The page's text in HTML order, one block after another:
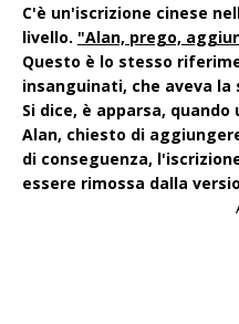
C'è un'iscrizione cinese
livello. "Alan, prego,
Questo è lo stesso
insanguinati, che aveva la
Si dice, è apparsa,
Alan, chiesto di
di conseguenza,
essere rimossa dalla